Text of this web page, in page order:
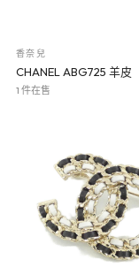
香奈兒
CHANEL ABG725 羊皮
1 件在售